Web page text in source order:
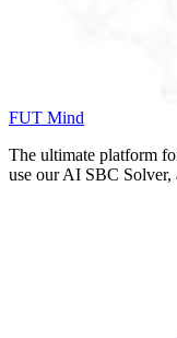
FUT Mind
The ultimate platform
use our AI SBC Solver,